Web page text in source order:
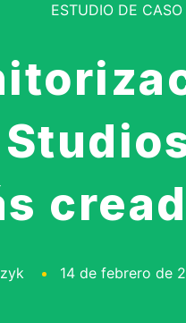
de hashtags
Checker
ESTUDIO DE CASO
14 de febrero de